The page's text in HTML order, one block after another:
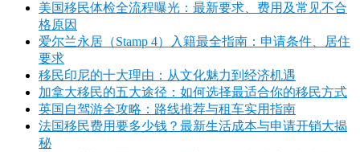
美国移民体检全流程曝光：最新要求、费用及常见不合
格原因
爱尔兰永居（Stamp 4）入籍最全指南：申请条件、居住
要求
移民印尼的十大理由：从文化魅力到经济机遇
加拿大移民的五大途径：如何选择最适合你的移民方式
英国自驾游全攻略：路线推荐与租车实用指南
法国移民费用要多少钱？最新生活成本与申请开销大揭
秘